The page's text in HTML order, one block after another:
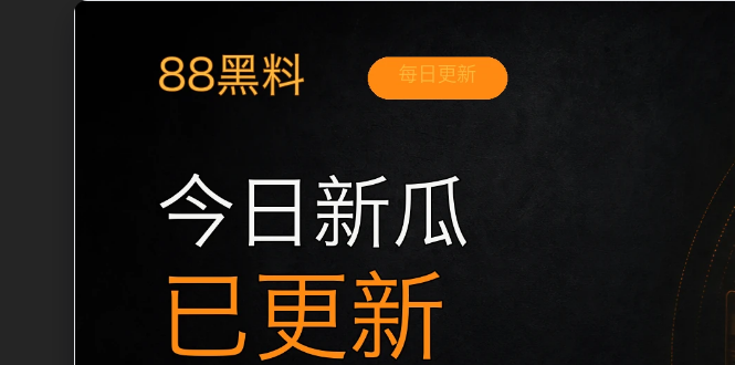
移动端搜索场景
51吃瓜无广告免费今日吃瓜移动端专题入口5围绕51吃瓜无广告免费与
用户进入页面后，可以先通过摘要了解主题，再通过栏目入口查看同类
题一致性，避免无关关键词堆砌，也避免多个站点同步发布完全相同的
成，便于搜索引擎理解页面主题。后续采集时将继续执行远程图片本地